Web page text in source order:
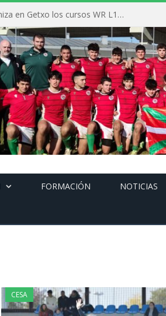
La Federación Vasca de Rugby organiza en Getxo los cursos WR L1, WR L2 y N1 durante el mes de septiembre
FORMACIÓN NOTICIAS
CESA